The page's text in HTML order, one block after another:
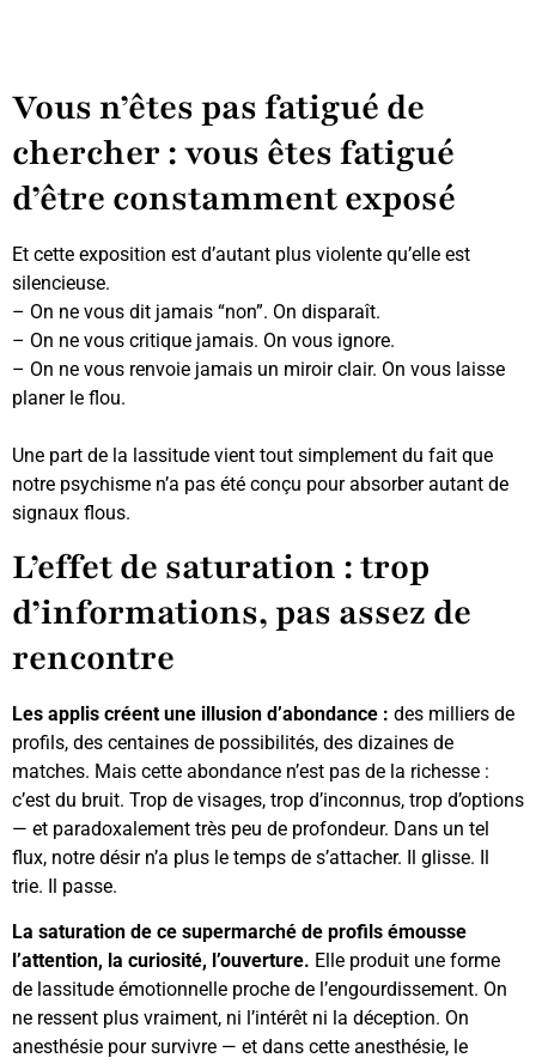
Vous n’êtes pas fatigué de
chercher : vous êtes fatigué
d’être constamment exposé
Et cette exposition est d’autant plus violente qu’elle est
silencieuse.
– On ne vous dit jamais “non”. On disparaît.
– On ne vous critique jamais. On vous ignore.
– On ne vous renvoie jamais un miroir clair. On vous laisse
planer le flou.
Une part de la lassitude vient tout simplement du fait que
notre psychisme n’a pas été conçu pour absorber autant de
signaux flous.
L’effet de saturation : trop
d’informations, pas assez de
rencontre
Les applis créent une illusion d’abondance : des milliers de
profils, des centaines de possibilités, des dizaines de
matches. Mais cette abondance n’est pas de la richesse :
c’est du bruit. Trop de visages, trop d’inconnus, trop d’options
— et paradoxalement très peu de profondeur. Dans un tel
flux, notre désir n’a plus le temps de s’attacher. Il glisse. Il
trie. Il passe.
La saturation de ce supermarché de profils émousse
l’attention, la curiosité, l’ouverture. Elle produit une forme
de lassitude émotionnelle proche de l’engourdissement. On
ne ressent plus vraiment, ni l’intérêt ni la déception. On
anesthésie pour survivre — et dans cette anesthésie, le